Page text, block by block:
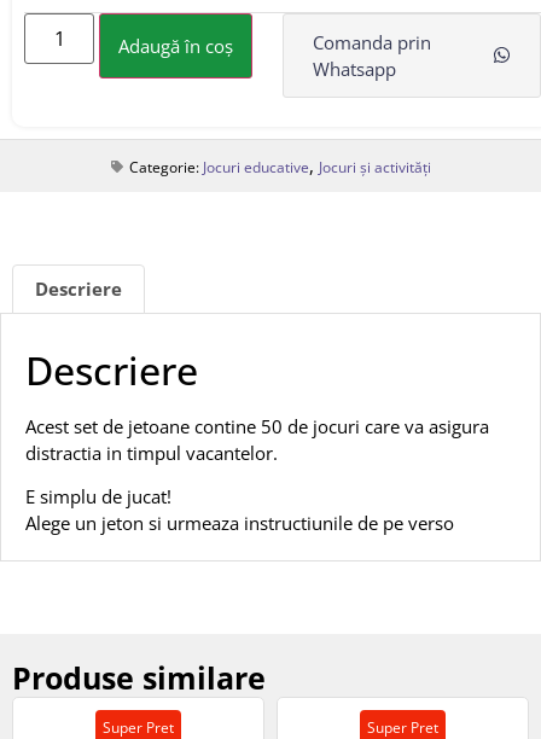
Adaugă în coș
Comanda prin
Whatsapp
Categorie: Jocuri educative, Jocuri și activități
Descriere
Descriere
Acest set de jetoane contine 50 de jocuri care va asigura
distractia in timpul vacantelor.
E simplu de jucat!
Alege un jeton si urmeaza instructiunile de pe verso
Produse similare
Super Pret Super Pret